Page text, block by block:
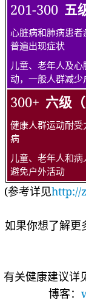
201-300 五
心脏病和肺病患
普遍出现症状
儿童、老年人及
动，一般人群减少
300+ 六级
健康人群运动耐
病
儿童、老年人和
避免户外活动
(参考详见http://
如果你想了解更
有关健康建议
博客：